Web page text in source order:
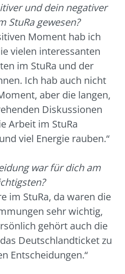
und dein negativer
StuRa gewesen?
Moment hab ich
vielen interessanten
im StuRa und der
Ich hab auch nicht
aber die langen,
Diskussionen
Arbeit im StuRa
viel Energie rauben.“
war für dich am
im StuRa, da waren die
sehr wichtig,
gehört auch die
Deutschlandticket zu
Entscheidungen.“